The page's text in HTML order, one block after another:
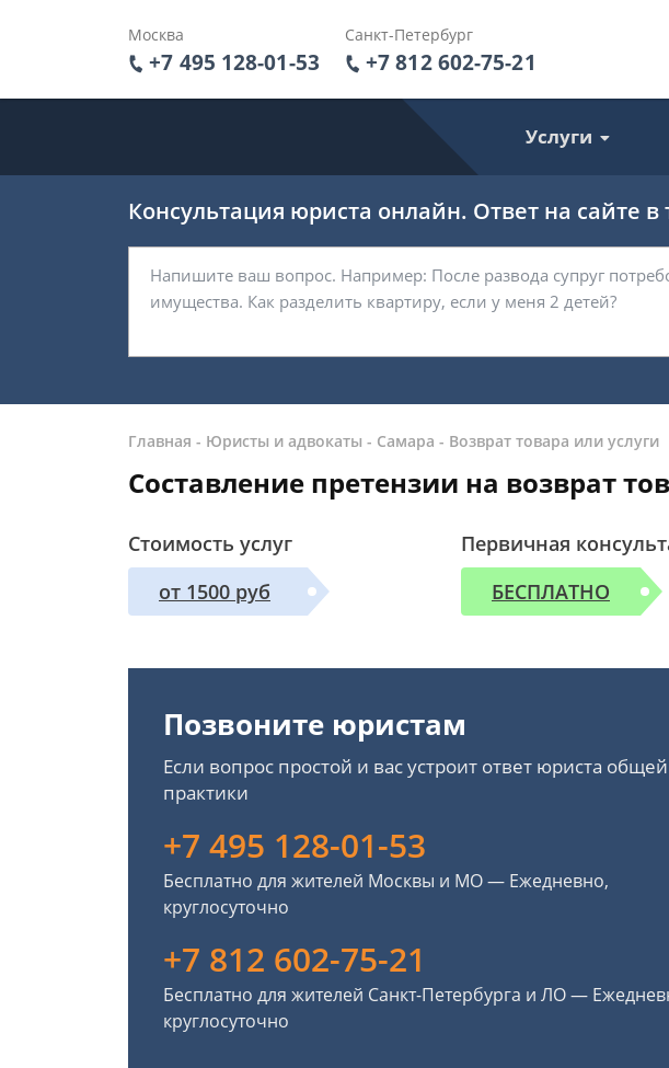
Москва
+7 495 128-01-53
Санкт-Петербург
+7 812 602-75-21
Услуги
Консультация юриста онлайн. Ответ на сайте
Главная - Юристы и адвокаты - Самара - Возврат товара или услуги
Составление претензии на возврат
Стоимость услуг
от 1500 руб
Первичная
БЕСПЛАТНО
Позвоните юристам
Если вопрос простой и вас устроит ответ юриста общей
практики
+7 495 128-01-53
Бесплатно для жителей Москвы и МО — Ежедневно,
круглосуточно
+7 812 602-75-21
Бесплатно для жителей Санкт-Петербурга и ЛО —
круглосуточно